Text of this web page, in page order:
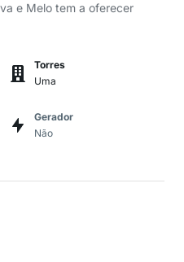
e Melo tem a oferecer
Torres
Uma
Gerador
Não